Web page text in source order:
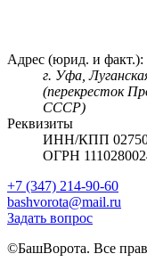
Адрес (юрид. и факт.):
г. Уфа,
(перекресток
СССР)
Реквизиты
ИНН/КПП
ОГРН
+7 (347) 214-90-60
bashvorota@mail.ru
Задать вопрос
©БашВорота. Все